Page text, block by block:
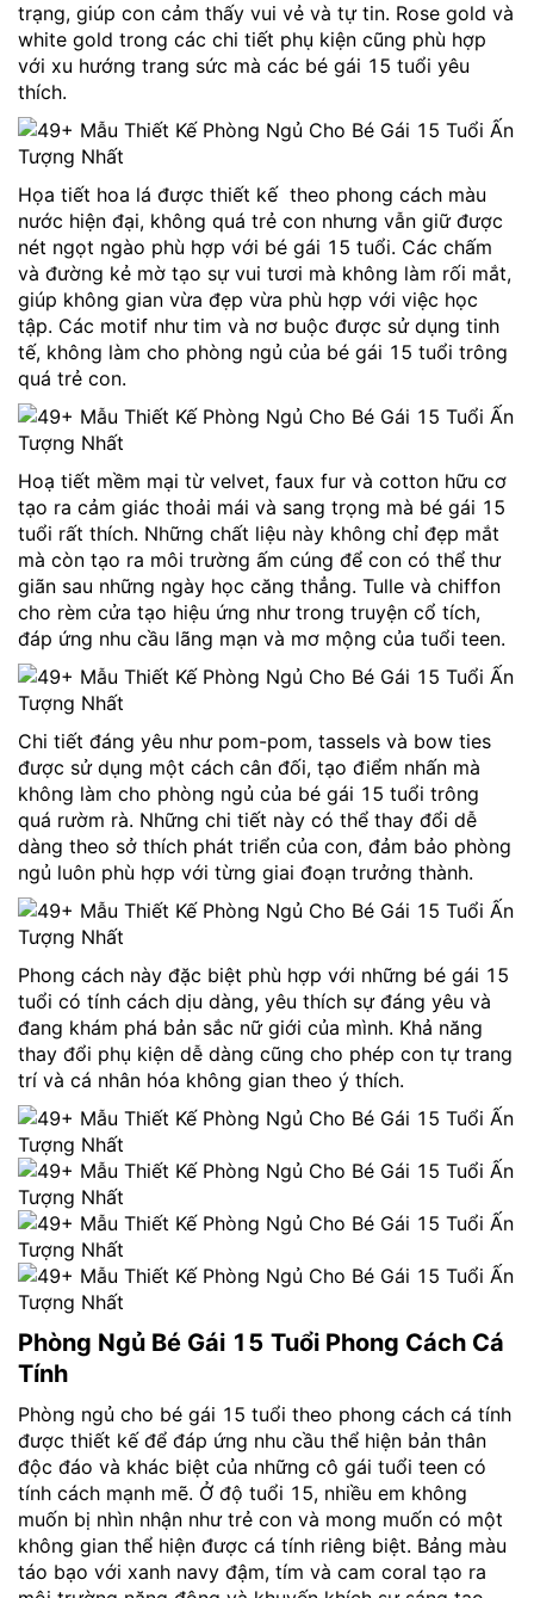
trạng, giúp con cảm thấy vui vẻ và tự tin. Rose gold và
white gold trong các chi tiết phụ kiện cũng phù hợp
với xu hướng trang sức mà các bé gái 15 tuổi yêu
thích.
Họa tiết hoa lá được thiết kế theo phong cách màu
nước hiện đại, không quá trẻ con nhưng vẫn giữ được
nét ngọt ngào phù hợp với bé gái 15 tuổi. Các chấm
và đường kẻ mờ tạo sự vui tươi mà không làm rối mắt,
giúp không gian vừa đẹp vừa phù hợp với việc học
tập. Các motif như tim và nơ buộc được sử dụng tinh
tế, không làm cho phòng ngủ của bé gái 15 tuổi trông
quá trẻ con.
Hoạ tiết mềm mại từ velvet, faux fur và cotton hữu cơ
tạo ra cảm giác thoải mái và sang trọng mà bé gái 15
tuổi rất thích. Những chất liệu này không chỉ đẹp mắt
mà còn tạo ra môi trường ấm cúng để con có thể thư
giãn sau những ngày học căng thẳng. Tulle và chiffon
cho rèm cửa tạo hiệu ứng như trong truyện cổ tích,
đáp ứng nhu cầu lãng mạn và mơ mộng của tuổi teen.
Chi tiết đáng yêu như pom-pom, tassels và bow ties
được sử dụng một cách cân đối, tạo điểm nhấn mà
không làm cho phòng ngủ của bé gái 15 tuổi trông
quá rườm rà. Những chi tiết này có thể thay đổi dễ
dàng theo sở thích phát triển của con, đảm bảo phòng
ngủ luôn phù hợp với từng giai đoạn trưởng thành.
Phong cách này đặc biệt phù hợp với những bé gái 15
tuổi có tính cách dịu dàng, yêu thích sự đáng yêu và
đang khám phá bản sắc nữ giới của mình. Khả năng
thay đổi phụ kiện dễ dàng cũng cho phép con tự trang
trí và cá nhân hóa không gian theo ý thích.
Phòng Ngủ Bé Gái 15 Tuổi Phong Cách Cá
Tính
Phòng ngủ cho bé gái 15 tuổi theo phong cách cá tính
được thiết kế để đáp ứng nhu cầu thể hiện bản thân
độc đáo và khác biệt của những cô gái tuổi teen có
tính cách mạnh mẽ. Ở độ tuổi 15, nhiều em không
muốn bị nhìn nhận như trẻ con và mong muốn có một
không gian thể hiện được cá tính riêng biệt. Bảng màu
táo bạo với xanh navy đậm, tím và cam coral tạo ra